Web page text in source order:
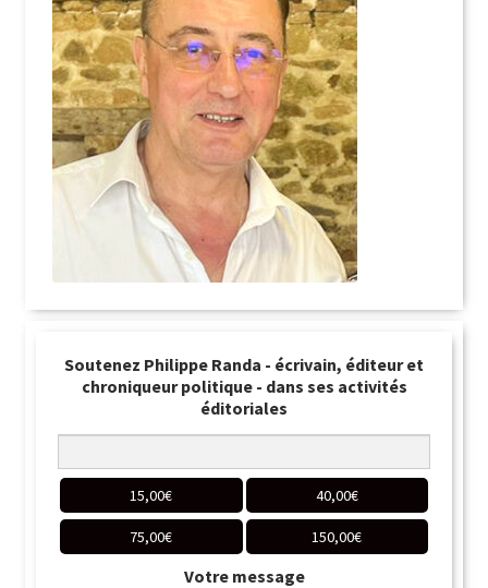
Soutenez Philippe Randa - écrivain, éditeur et
chroniqueur politique - dans ses activités
éditoriales
15,00€ 40,00€
75,00€ 150,00€
Votre message